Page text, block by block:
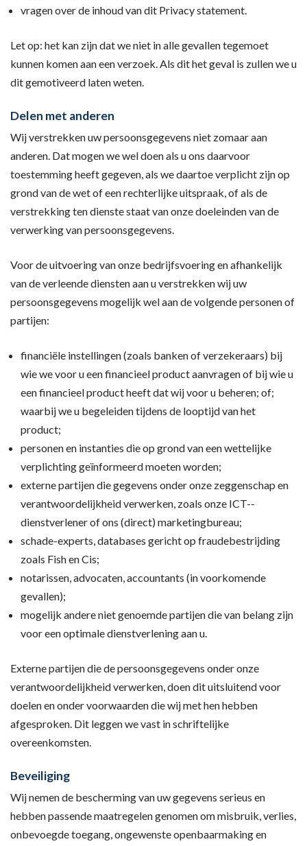
vragen over de inhoud van dit Privacy statement.
Let op: het kan zijn dat we niet in alle gevallen tegemoet
kunnen komen aan een verzoek. Als dit het geval is zullen we u
dit gemotiveerd laten weten.
Delen met anderen
Wij verstrekken uw persoonsgegevens niet zomaar aan
anderen. Dat mogen we wel doen als u ons daarvoor
toestemming heeft gegeven, als we daartoe verplicht zijn op
grond van de wet of een rechterlijke uitspraak, of als de
verstrekking ten dienste staat van onze doeleinden van de
verwerking van persoonsgegevens.
Voor de uitvoering van onze bedrijfsvoering en afhankelijk
van de verleende diensten aan u verstrekken wij uw
persoonsgegevens mogelijk wel aan de volgende personen of
partijen:
financiële instellingen (zoals banken of verzekeraars) bij
wie we voor u een financieel product aanvragen of bij wie u
een financieel product heeft dat wij voor u beheren; of;
waarbij we u begeleiden tijdens de looptijd van het
product;
personen en instanties die op grond van een wettelijke
verplichting geïnformeerd moeten worden;
externe partijen die gegevens onder onze zeggenschap en
verantwoordelijkheid verwerken, zoals onze ICT-­
dienstverlener of ons (direct) marketingbureau;
schade-experts, databases gericht op fraudebestrijding
zoals Fish en Cis;
notarissen, advocaten, accountants (in voorkomende
gevallen);
mogelijk andere niet genoemde partijen die van belang zijn
voor een optimale dienstverlening aan u.
Externe partijen die de persoonsgegevens onder onze
verantwoordelijkheid verwerken, doen dit uitsluitend voor
doelen en onder voorwaarden die wij met hen hebben
afgesproken. Dit leggen we vast in schriftelijke
overeenkomsten.
Beveiliging
Wij nemen de bescherming van uw gegevens serieus en
hebben passende maatregelen genomen om misbruik, verlies,
onbevoegde toegang, ongewenste openbaarmaking en